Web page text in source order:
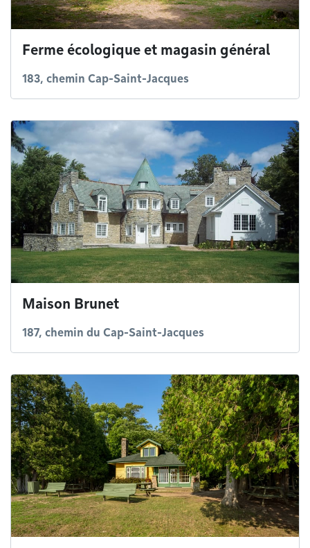
Ferme écologique et magasin général
183, chemin Cap-Saint-Jacques
Maison Brunet
187, chemin du Cap-Saint-Jacques